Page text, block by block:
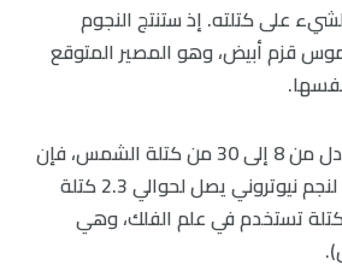
على كتلته. إذ ستنتج النجوم
قزم أبيض، وهو المصير المتوقع
أما إذا كان النجم يعادل من 8 إلى 30 من كتلة الشمس، فإن
مركزه سينهار ليتحول لنجم نيوتروني يصل لحوالي 2.3 كتلة
تستخدم في علم الفلك، وهي